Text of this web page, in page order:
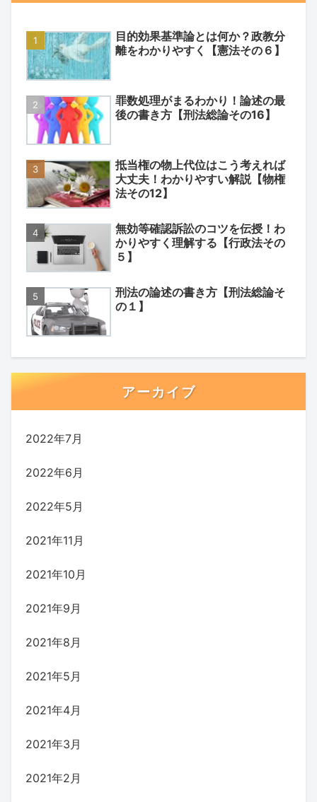
目的効果基準論とは何か？政教分
離をわかりやすく【憲法その６】
罪数処理がまるわかり！論述の最
後の書き方【刑法総論その16】
抵当権の物上代位はこう考えれば
大丈夫！わかりやすい解説【物権
法その12】
無効等確認訴訟のコツを伝授！わ
かりやすく理解する【行政法その
５】
刑法の論述の書き方【刑法総論そ
の１】
アーカイブ
2022年7月
2022年6月
2022年5月
2021年11月
2021年10月
2021年9月
2021年8月
2021年5月
2021年4月
2021年3月
2021年2月